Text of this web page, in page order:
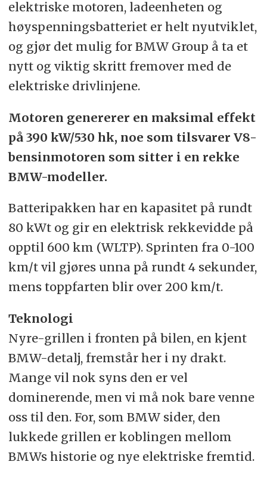
elektriske motoren, ladeenheten og
høyspenningsbatteriet er helt nyutviklet,
og gjør det mulig for BMW Group å ta et
nytt og viktig skritt fremover med de
elektriske drivlinjene.
Motoren genererer en maksimal effekt
på 390 kW/530 hk, noe som tilsvarer V8-
bensinmotoren som sitter i en rekke
BMW-modeller.
Batteripakken har en kapasitet på rundt
80 kWt og gir en elektrisk rekkevidde på
opptil 600 km (WLTP). Sprinten fra 0-100
km/t vil gjøres unna på rundt 4 sekunder,
mens toppfarten blir over 200 km/t.
Teknologi
Nyre-grillen i fronten på bilen, en kjent
BMW-detalj, fremstår her i ny drakt.
Mange vil nok syns den er vel
dominerende, men vi må nok bare venne
oss til den. For, som BMW sider, den
lukkede grillen er koblingen mellom
BMWs historie og nye elektriske fremtid.